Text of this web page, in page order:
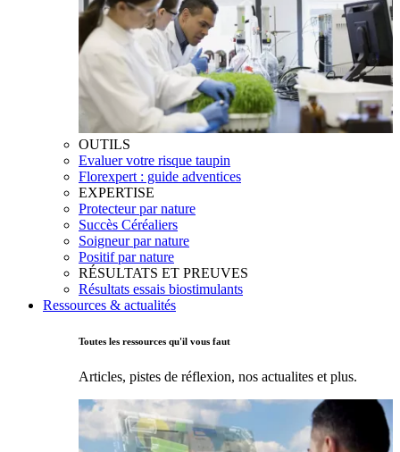
OUTILS
Evaluer votre risque taupin
Florexpert : guide adventices
EXPERTISE
Protecteur par nature
Succès Céréaliers
Soigneur par nature
Positif par nature
RÉSULTATS ET PREUVES
Résultats essais biostimulants
Ressources & actualités
Toutes les ressources qu'il vous faut
Articles, pistes de réflexion, nos actualites et plus.